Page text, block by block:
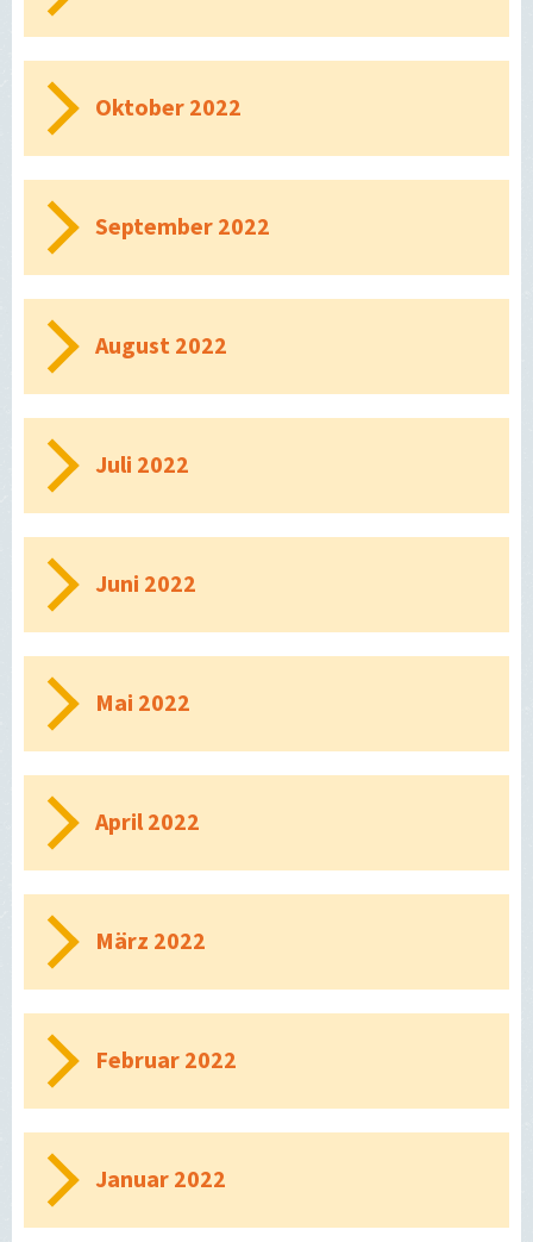
Oktober 2022
September 2022
August 2022
Juli 2022
Juni 2022
Mai 2022
April 2022
März 2022
Februar 2022
Januar 2022